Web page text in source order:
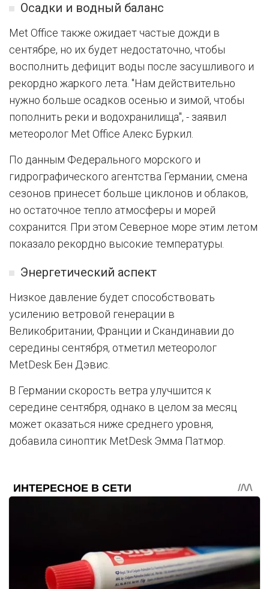
Осадки и водный баланс
Met Office также ожидает частые дожди в
сентябре, но их будет недостаточно, чтобы
восполнить дефицит воды после засушливого и
рекордно жаркого лета. "Нам действительно
нужно больше осадков осенью и зимой, чтобы
пополнить реки и водохранилища", - заявил
метеоролог Met Office Алекс Буркил.
По данным Федерального морского и
гидрографического агентства Германии, смена
сезонов принесет больше циклонов и облаков,
но остаточное тепло атмосферы и морей
сохранится. При этом Северное море этим летом
показало рекордно высокие температуры.
Энергетический аспект
Низкое давление будет способствовать
усилению ветровой генерации в
Великобритании, Франции и Скандинавии до
середины сентября, отметил метеоролог
MetDesk Бен Дэвис.
В Германии скорость ветра улучшится к
середине сентября, однако в целом за месяц
может оказаться ниже среднего уровня,
добавила синоптик MetDesk Эмма Патмор.